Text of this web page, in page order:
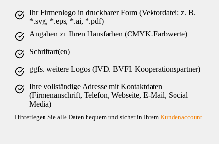
Ihr Firmenlogo in druckbarer Form (Vektordatei: z. B.
*.svg, *.eps, *.ai, *.pdf)
Angaben zu Ihren Hausfarben (CMYK-Farbwerte)
Schriftart(en)
ggfs. weitere Logos (IVD, BVFI, Kooperationspartner)
Ihre vollständige Adresse mit Kontaktdaten
(Firmenanschrift, Telefon, Webseite, E-Mail, Social
Media)
Hinterlegen Sie alle Daten bequem und sicher in Ihrem Kundenaccount.